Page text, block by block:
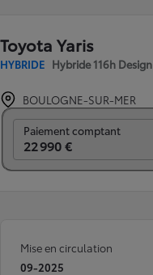
Toyota Yaris
HYBRIDE Hybride 116h Design
BOULOGNE-SUR-MER
Paiement comptant
22 990 €
Mise en circulation
09-2025